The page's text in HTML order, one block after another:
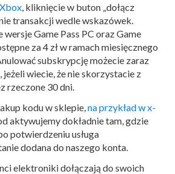
, kliknięcie w buton „dołącz
transakcji wedle wskazówek.
wersje Game Pass PC oraz Game
za 4 zł w ramach miesięcznego
subskrypcję możecie zaraz
wiecie, że nie skorzystacie z
rzeczone 30 dni.
kodu w sklepie,na przykład w x-
aktywujemy dokładnie tam, gdzie
potwierdzeniu usługa
dodana do naszego konta.
elektroniki dołączają do swoich